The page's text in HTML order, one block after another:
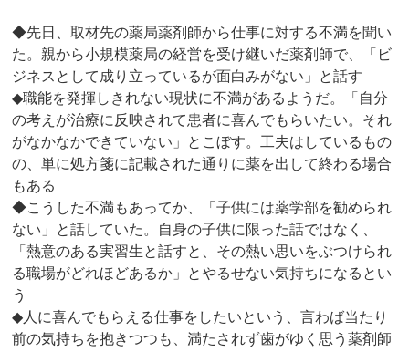
◆先日、取材先の薬局薬剤師から仕事に対する不満を聞い
た。親から小規模薬局の経営を受け継いだ薬剤師で、「ビ
ジネスとして成り立っているが面白みがない」と話す
◆職能を発揮しきれない現状に不満があるようだ。「自分
の考えが治療に反映されて患者に喜んでもらいたい。それ
がなかなかできていない」とこぼす。工夫はしているもの
の、単に処方箋に記載された通りに薬を出して終わる場合
もある
◆こうした不満もあってか、「子供には薬学部を勧められ
ない」と話していた。自身の子供に限った話ではなく、
「熱意のある実習生と話すと、その熱い思いをぶつけられ
る職場がどれほどあるか」とやるせない気持ちになるとい
う
◆人に喜んでもらえる仕事をしたいという、言わば当たり
前の気持ちを抱きつつも、満たされず歯がゆく思う薬剤師